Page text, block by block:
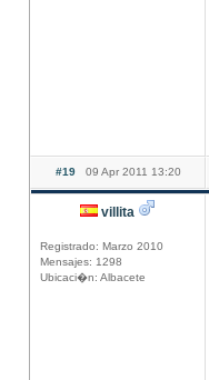
#19 09 Apr 2011 13:20
villita
Registrado: Marzo 2010
Mensajes: 1298
Ubicaci�n: Albacete